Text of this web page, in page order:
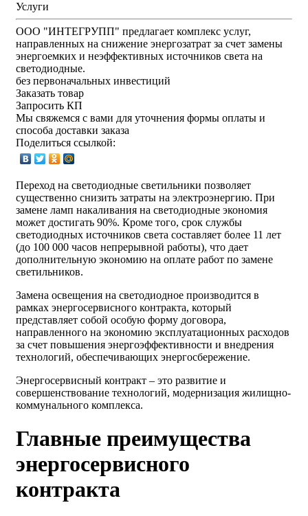
Услуги
ООО "ИНТЕГРУПП" предлагает комплекс услуг,
направленных на снижение энергозатрат за счет замены
энергоемких и неэффективных источников света на
светодиодные.
без первоначальных инвестиций
Заказать товар
Запросить КП
Мы свяжемся с вами для уточнения формы оплаты и
способа доставки заказа
Поделиться ссылкой:
Переход на светодиодные светильники позволяет
существенно снизить затраты на электроэнергию. При
замене ламп накаливания на светодиодные экономия
может достигать 90%. Кроме того, срок службы
светодиодных источников света составляет более 11 лет
(до 100 000 часов непрерывной работы), что дает
дополнительную экономию на оплате работ по замене
светильников.
Замена освещения на светодиодное производится в
рамках энергосервисного контракта, который
представляет собой особую форму договора,
направленного на экономию эксплуатационных расходов
за счет повышения энергоэффективности и внедрения
технологий, обеспечивающих энергосбережение.
Энергосервисный контракт – это развитие и
совершенствование технологий, модернизация жилищно-
коммунального комплекса.
Главные преимущества
энергосервисного
контракта